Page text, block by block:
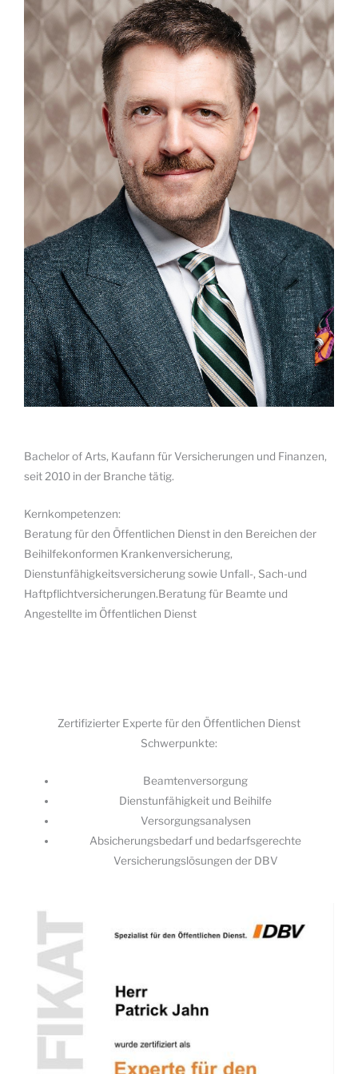
Bachelor of Arts, Kaufann für Versicherungen und Finanzen,
seit 2010 in der Branche tätig.
Kernkompetenzen:
Beratung für den Öffentlichen Dienst in den Bereichen der
Beihilfekonformen Krankenversicherung,
Dienstunfähigkeitsversicherung sowie Unfall-, Sach-und
Haftpflichtversicherungen.Beratung für Beamte und
Angestellte im Öffentlichen Dienst
Zertifizierter Experte für den Öffentlichen Dienst
Schwerpunkte:
Beamtenversorgung
Dienstunfähigkeit und Beihilfe
Versorgungsanalysen
Absicherungsbedarf und bedarfsgerechte
Versicherungslösungen der DBV